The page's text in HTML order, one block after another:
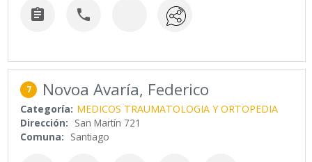
 
7 Novoa Avaría, Federico
Categoría: MEDICOS TRAUMATOLOGIA Y ORTOPEDIA
Dirección: San Martín 721
Comuna: Santiago